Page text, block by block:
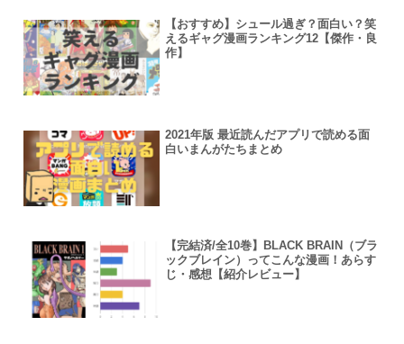
【おすすめ】シュール過ぎ？面白い？笑
えるギャグ漫画ランキング12【傑作・良
作】
2021年版 最近読んだアプリで読める面
白いまんがたちまとめ
【完結済/全10巻】BLACK BRAIN（ブラ
ックブレイン）ってこんな漫画！あらす
じ・感想【紹介レビュー】